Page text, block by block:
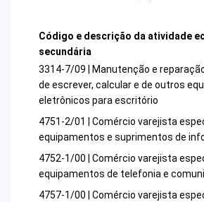
Código e descrição da atividade
secundária
3314-7/09 | Manutenção e
de escrever, calcular e de outros
eletrônicos para escritório
4751-2/01 | Comércio varejista
equipamentos e suprimentos de
4752-1/00 | Comércio varejista
equipamentos de telefonia e
4757-1/00 | Comércio varejista